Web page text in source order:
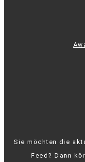
Sie möchten die
Feed? Dann